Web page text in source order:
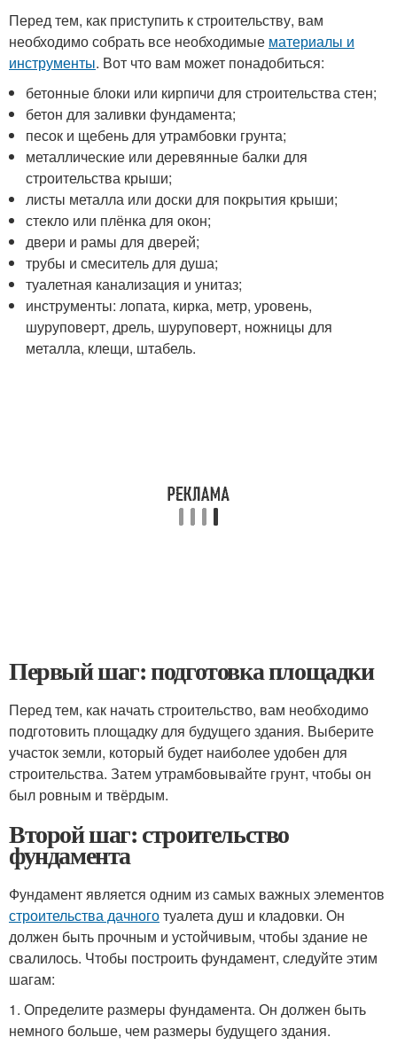
Перед тем, как приступить к строительству, вам
необходимо собрать все необходимые материалы и
инструменты. Вот что вам может понадобиться:
бетонные блоки или кирпичи для строительства стен;
бетон для заливки фундамента;
песок и щебень для утрамбовки грунта;
металлические или деревянные балки для
строительства крыши;
листы металла или доски для покрытия крыши;
стекло или плёнка для окон;
двери и рамы для дверей;
трубы и смеситель для душа;
туалетная канализация и унитаз;
инструменты: лопата, кирка, метр, уровень,
шуруповерт, дрель, шуруповерт, ножницы для
металла, клещи, штабель.
Первый шаг: подготовка площадки
Перед тем, как начать строительство, вам необходимо
подготовить площадку для будущего здания. Выберите
участок земли, который будет наиболее удобен для
строительства. Затем утрамбовывайте грунт, чтобы он
был ровным и твёрдым.
Второй шаг: строительство
фундамента
Фундамент является одним из самых важных элементов
строительства дачноготуалета душ и кладовки. Он
должен быть прочным и устойчивым, чтобы здание не
свалилось. Чтобы построить фундамент, следуйте этим
шагам:
1. Определите размеры фундамента. Он должен быть
немного больше, чем размеры будущего здания.